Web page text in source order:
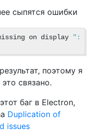
сыпятся ошибки
on display ":99"
поэтому я
связано.
баг в Electron,
Duplication of
issues